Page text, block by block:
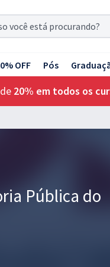
OFF Pós
20% em todos os
Pública do